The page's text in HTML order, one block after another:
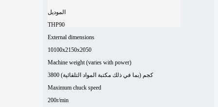
الموديل
THP90
External dimensions
10100x2150x2050
Machine weight (varies with power)
3800 كجم (بما في ذلك مكتبة المواد التلقائية)
Maximum chuck speed
200r/min